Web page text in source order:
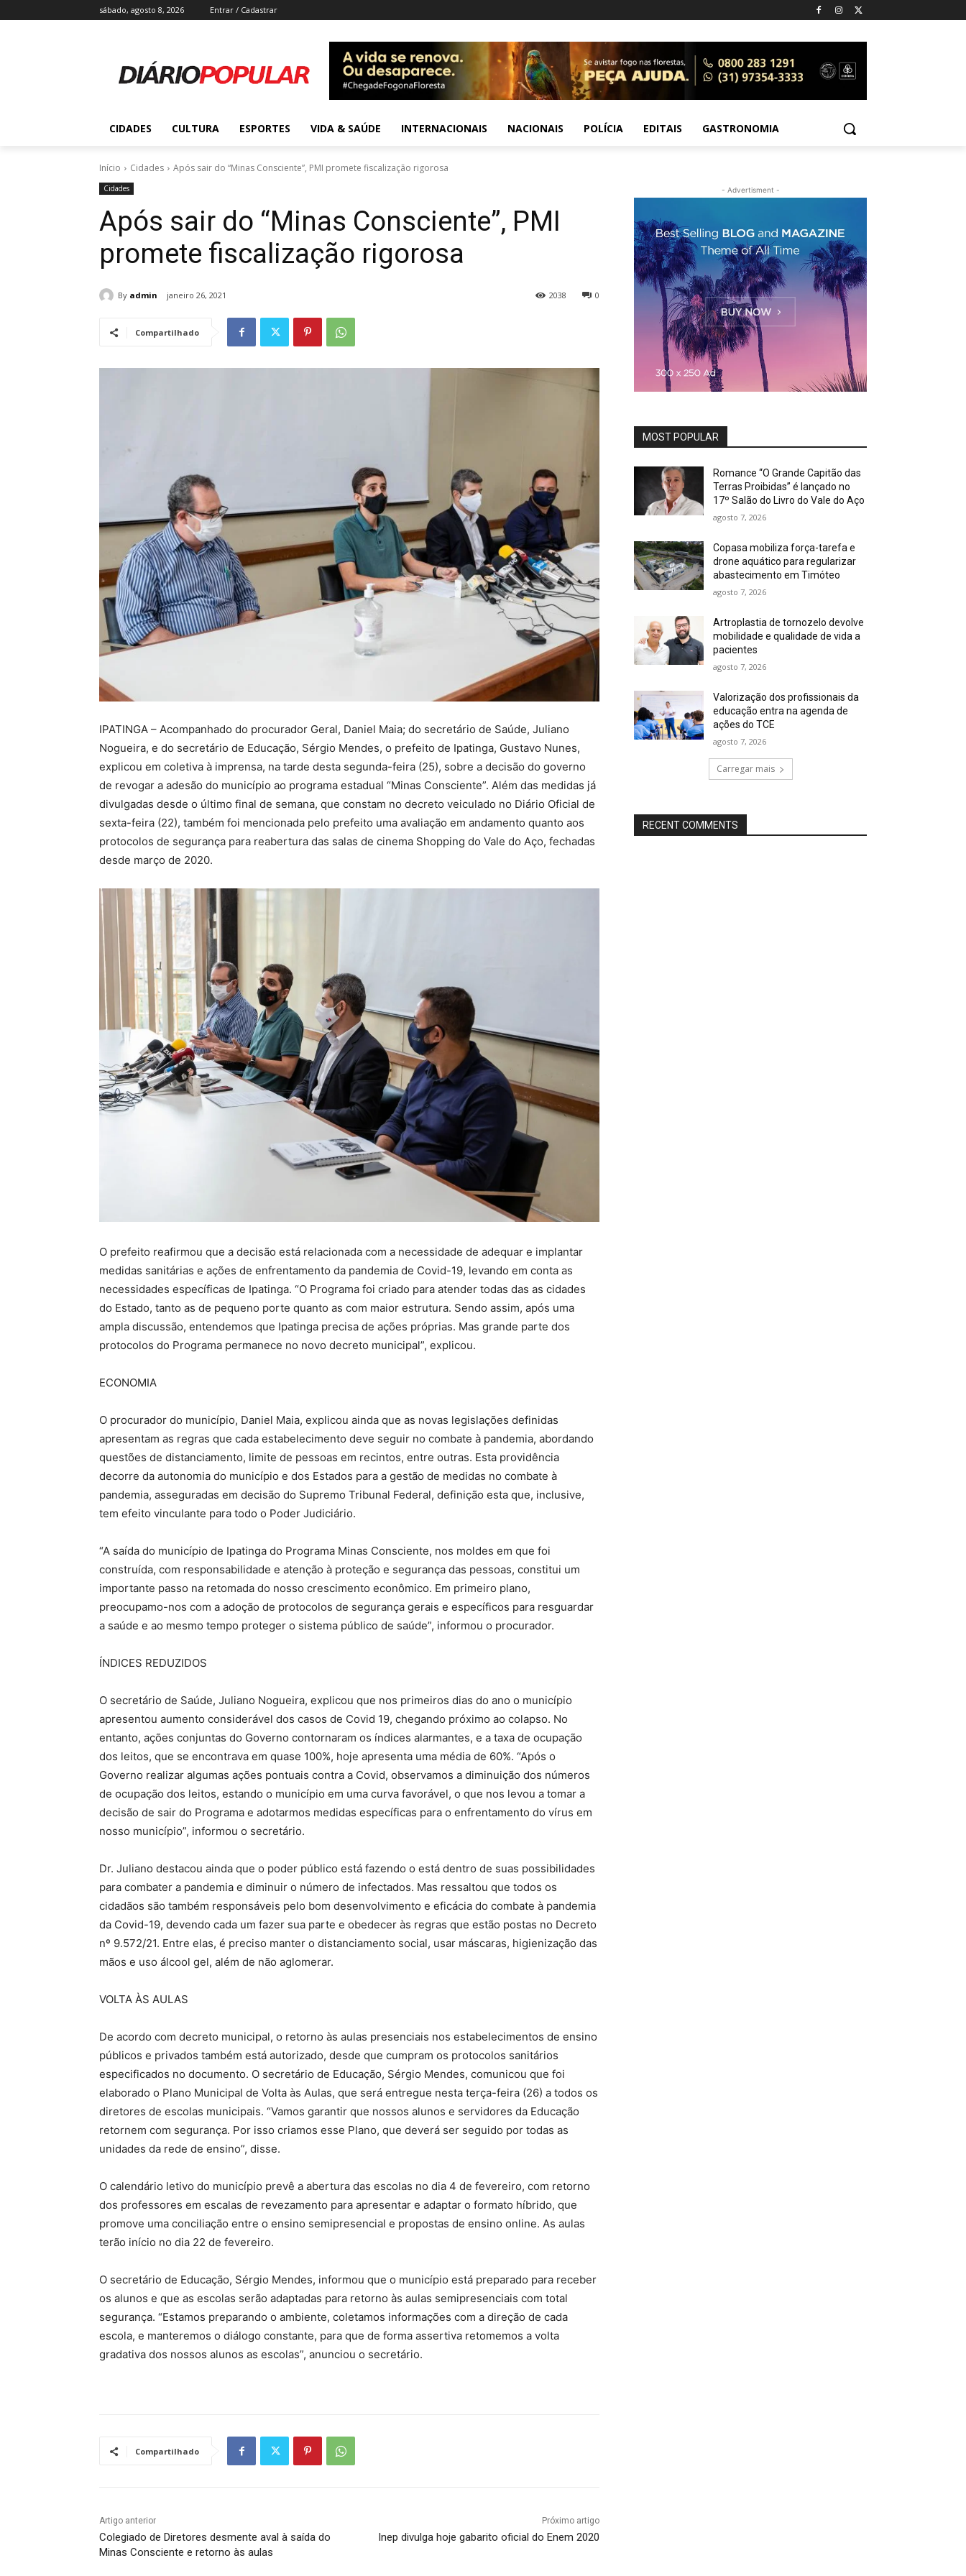
sábado, agosto 8, 2026 Entrar / Cadastrar
CIDADES CULTURA ESPORTES VIDA & SAÚDE INTERNACIONAIS NACIONAIS POLÍCIA EDITAIS GASTRONOMIA
Início Cidades Após sair do “Minas Consciente”, PMI promete fiscalização rigorosa
Cidades
Após sair do “Minas Consciente”, PMI
promete fiscalização rigorosa
By admin janeiro 26, 2021 0
2038
Compartilhado
IPATINGA – Acompanhado do procurador Geral, Daniel Maia; do secretário de Saúde, Juliano
Nogueira, e do secretário de Educação, Sérgio Mendes, o prefeito de Ipatinga, Gustavo Nunes,
explicou em coletiva à imprensa, na tarde desta segunda-feira (25), sobre a decisão do governo
de revogar a adesão do município ao programa estadual “Minas Consciente”. Além das medidas já
divulgadas desde o último final de semana, que constam no decreto veiculado no Diário Oficial de
sexta-feira (22), também foi mencionada pelo prefeito uma avaliação em andamento quanto aos
protocolos de segurança para reabertura das salas de cinema Shopping do Vale do Aço, fechadas
desde março de 2020.
O prefeito reafirmou que a decisão está relacionada com a necessidade de adequar e implantar
medidas sanitárias e ações de enfrentamento da pandemia de Covid-19, levando em conta as
necessidades específicas de Ipatinga. “O Programa foi criado para atender todas das as cidades
do Estado, tanto as de pequeno porte quanto as com maior estrutura. Sendo assim, após uma
ampla discussão, entendemos que Ipatinga precisa de ações próprias. Mas grande parte dos
protocolos do Programa permanece no novo decreto municipal”, explicou.
ECONOMIA
O procurador do município, Daniel Maia, explicou ainda que as novas legislações definidas
apresentam as regras que cada estabelecimento deve seguir no combate à pandemia, abordando
questões de distanciamento, limite de pessoas em recintos, entre outras. Esta providência
decorre da autonomia do município e dos Estados para a gestão de medidas no combate à
pandemia, asseguradas em decisão do Supremo Tribunal Federal, definição esta que, inclusive,
tem efeito vinculante para todo o Poder Judiciário.
“A saída do município de Ipatinga do Programa Minas Consciente, nos moldes em que foi
construída, com responsabilidade e atenção à proteção e segurança das pessoas, constitui um
importante passo na retomada do nosso crescimento econômico. Em primeiro plano,
preocupamo-nos com a adoção de protocolos de segurança gerais e específicos para resguardar
a saúde e ao mesmo tempo proteger o sistema público de saúde”, informou o procurador.
ÍNDICES REDUZIDOS
O secretário de Saúde, Juliano Nogueira, explicou que nos primeiros dias do ano o município
apresentou aumento considerável dos casos de Covid 19, chegando próximo ao colapso. No
entanto, ações conjuntas do Governo contornaram os índices alarmantes, e a taxa de ocupação
dos leitos, que se encontrava em quase 100%, hoje apresenta uma média de 60%. “Após o
Governo realizar algumas ações pontuais contra a Covid, observamos a diminuição dos números
de ocupação dos leitos, estando o município em uma curva favorável, o que nos levou a tomar a
decisão de sair do Programa e adotarmos medidas específicas para o enfrentamento do vírus em
nosso município”, informou o secretário.
Dr. Juliano destacou ainda que o poder público está fazendo o está dentro de suas possibilidades
para combater a pandemia e diminuir o número de infectados. Mas ressaltou que todos os
cidadãos são também responsáveis pelo bom desenvolvimento e eficácia do combate à pandemia
da Covid-19, devendo cada um fazer sua parte e obedecer às regras que estão postas no Decreto
nº 9.572/21. Entre elas, é preciso manter o distanciamento social, usar máscaras, higienização das
mãos e uso álcool gel, além de não aglomerar.
VOLTA ÀS AULAS
De acordo com decreto municipal, o retorno às aulas presenciais nos estabelecimentos de ensino
públicos e privados também está autorizado, desde que cumpram os protocolos sanitários
especificados no documento. O secretário de Educação, Sérgio Mendes, comunicou que foi
elaborado o Plano Municipal de Volta às Aulas, que será entregue nesta terça-feira (26) a todos os
diretores de escolas municipais. “Vamos garantir que nossos alunos e servidores da Educação
retornem com segurança. Por isso criamos esse Plano, que deverá ser seguido por todas as
unidades da rede de ensino”, disse.
O calendário letivo do município prevê a abertura das escolas no dia 4 de fevereiro, com retorno
dos professores em escalas de revezamento para apresentar e adaptar o formato híbrido, que
promove uma conciliação entre o ensino semipresencial e propostas de ensino online. As aulas
terão início no dia 22 de fevereiro.
O secretário de Educação, Sérgio Mendes, informou que o município está preparado para receber
os alunos e que as escolas serão adaptadas para retorno às aulas semipresenciais com total
segurança. “Estamos preparando o ambiente, coletamos informações com a direção de cada
escola, e manteremos o diálogo constante, para que de forma assertiva retomemos a volta
gradativa dos nossos alunos as escolas”, anunciou o secretário.
Compartilhado
Artigo anterior
Colegiado de Diretores desmente aval à saída do
Minas Consciente e retorno às aulas
Próximo artigo
Inep divulga hoje gabarito oficial do Enem 2020
- Advertisment -
MOST POPULAR
Romance “O Grande Capitão das
Terras Proibidas” é lançado no
17º Salão do Livro do Vale do Aço
agosto 7, 2026
Copasa mobiliza força-tarefa e
drone aquático para regularizar
abastecimento em Timóteo
agosto 7, 2026
Artroplastia de tornozelo devolve
mobilidade e qualidade de vida a
pacientes
agosto 7, 2026
Valorização dos profissionais da
educação entra na agenda de
ações do TCE
agosto 7, 2026
Carregar mais
RECENT COMMENTS